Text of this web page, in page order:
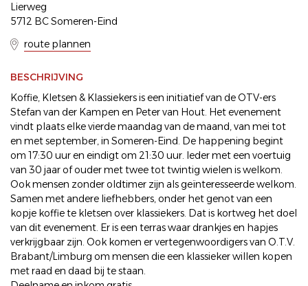
Lierweg
5712 BC Someren-Eind
route plannen
BESCHRIJVING
Koffie, Kletsen & Klassiekers is een initiatief van de OTV-ers
Stefan van der Kampen en Peter van Hout. Het evenement
vindt plaats elke vierde maandag van de maand, van mei tot
en met september, in Someren-Eind. De happening begint
om 17:30 uur en eindigt om 21:30 uur. Ieder met een voertuig
van 30 jaar of ouder met twee tot twintig wielen is welkom.
Ook mensen zonder oldtimer zijn als geïnteresseerde welkom.
Samen met andere liefhebbers, onder het genot van een
kopje koffie te kletsen over klassiekers. Dat is kortweg het doel
van dit evenement. Er is een terras waar drankjes en hapjes
verkrijgbaar zijn. Ook komen er vertegenwoordigers van O.T.V.
Brabant/Limburg om mensen die een klassieker willen kopen
met raad en daad bij te staan.